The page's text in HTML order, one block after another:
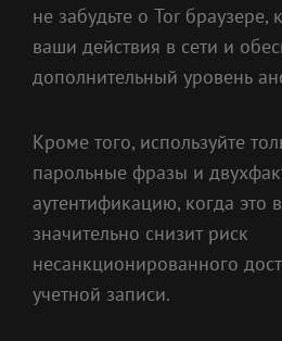
не забудьте о Tor
ваши действия в сети и
дополнительный уровень
Кроме того, используйте
парольные фразы и
аутентификацию, когда это
значительно снизит риск
несанкционированного
учетной записи.